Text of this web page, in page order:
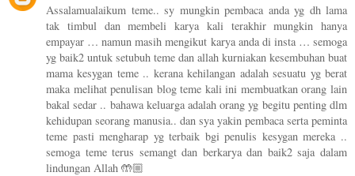
Assalamualaikum teme.. sy mungkin pembaca anda yg dh lama
tak timbul dan membeli karya kali terakhir mungkin hanya
empayar … namun masih mengikut karya anda di insta … semoga
yg baik2 untuk setubuh teme dan allah kurniakan kesembuhan buat
mama kesygan teme .. kerana kehilangan adalah sesuatu yg berat
maka melihat penulisan blog teme kali ini membuatkan orang lain
bakal sedar .. bahawa keluarga adalah orang yg begitu penting dlm
kehidupan seorang manusia.. dan sya yakin pembaca serta peminta
teme pasti mengharap yg terbaik bgi penulis kesygan mereka ..
semoga teme terus semangt dan berkarya dan baik2 saja dalam
lindungan Allah 🤲🏼